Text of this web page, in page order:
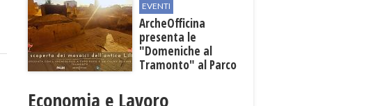
EVENTI
ArcheOfficina
presenta le
"Domeniche al
Tramonto" al Parco
Economia e Lavoro